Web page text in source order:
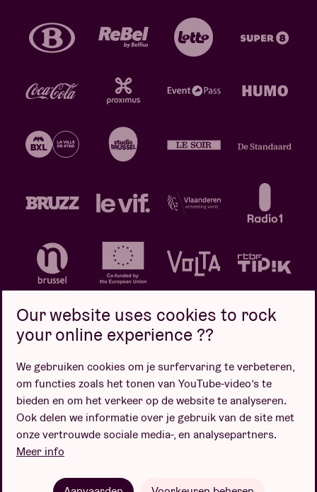
Privacybeleid Cookiebeleid
Verkoopsvoorwaarden
Design door
Our website uses cookies to rock
your online experience ??
We gebruiken cookies om je surfervaring te verbeteren,
om functies zoals het tonen van YouTube-video’s te
bieden en om het verkeer op de website te analyseren.
Ook delen we informatie over je gebruik van de site met
onze vertrouwde sociale media-, en analysepartners.
Meer info